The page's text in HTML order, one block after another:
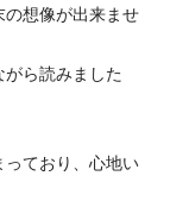
想像が出来ませ
ら読みました
ており、心地い